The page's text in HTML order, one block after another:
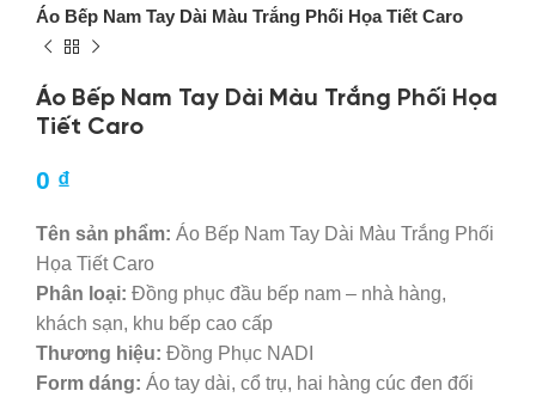
Áo Bếp Nam Tay Dài Màu Trắng Phối Họa Tiết Caro
Áo Bếp Nam Tay Dài Màu Trắng Phối Họa
Tiết Caro
0 ₫
Tên sản phẩm: Áo Bếp Nam Tay Dài Màu Trắng Phối
Họa Tiết Caro
Phân loại: Đồng phục đầu bếp nam – nhà hàng,
khách sạn, khu bếp cao cấp
Thương hiệu: Đồng Phục NADI
Form dáng: Áo tay dài, cổ trụ, hai hàng cúc đen đối